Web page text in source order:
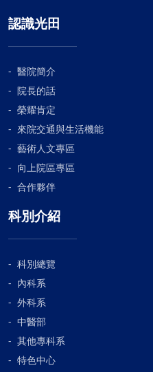
認識光田
醫院簡介
院長的話
榮耀肯定
來院交通與生活機能
藝術人文專區
向上院區專區
合作夥伴
科別介紹
科別總覽
內科系
外科系
中醫部
其他專科系
特色中心